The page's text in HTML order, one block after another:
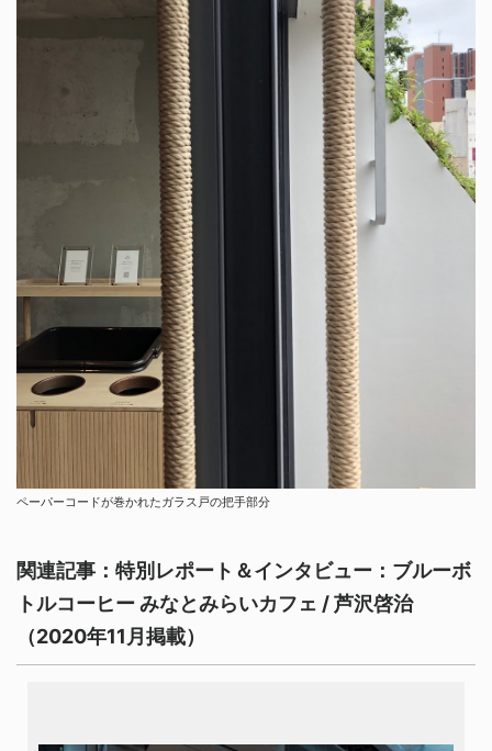
ペーパーコードが巻かれたガラス戸の把手部分
関連記事：特別レポート＆インタビュー：ブルーボ
トルコーヒー みなとみらいカフェ / 芦沢啓治
（2020年11月掲載）